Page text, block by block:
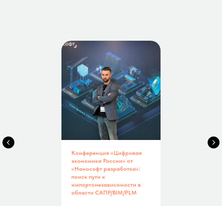
Конференция «Цифровая
экономика России» от
«Нанософт разработка»:
поиск пути к
импортонезависимости в
области САПР/BIM/PLM